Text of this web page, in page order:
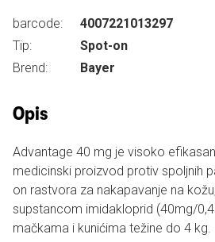
barcode:
4007221013297
Tip:
Spot-on
Brend:
Bayer
Opis
Advantage 40 mg je visoko
medicinski proizvod protiv spoljnih
on rastvora za nakapavanje na
supstancom imidakloprid (40mg/
mačkama i kunićima težine do 4 kg.